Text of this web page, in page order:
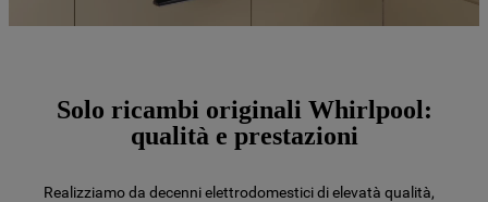
Solo ricambi originali Whirlpool:
qualità e prestazioni
Realizziamo da decenni elettrodomestici di elevatà qualità,